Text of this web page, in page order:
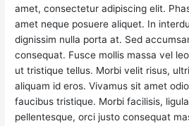
amet, consectetur adipiscing elit.
amet neque posuere aliquet. In
dignissim nulla porta at. Sed
consequat. Fusce mollis massa vel
ut tristique tellus. Morbi velit risus,
aliquam id eros. Vivamus sit amet
faucibus tristique. Morbi facilisis,
pellentesque, orci justo consequat